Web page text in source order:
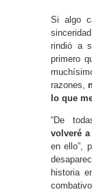
Si algo
rindió a
primero
razones,
lo que
“De
volveré
en ello”,
historia